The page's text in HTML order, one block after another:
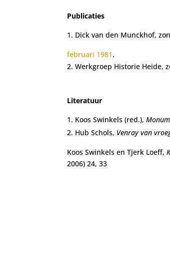
Publicaties
Dick van den Munckhof,
februari 1981.
Werkgroep Historie Heide,
Literatuur
Koos Swinkels (red.),
Hub Schols, Venray van
Koos Swinkels en Tjerk Loeff,
2006) 24, 33